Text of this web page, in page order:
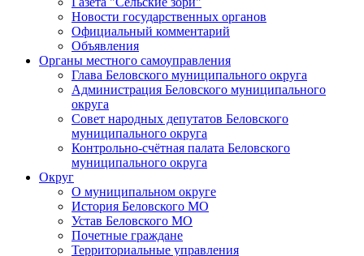
Новости государственных органов
Официальный комментарий
Объявления
Органы местного самоуправления
Глава Беловского муниципального округа
Администрация Беловского муниципального
округа
Совет народных депутатов Беловского
муниципального округа
Контрольно-счётная палата Беловского
муниципального округа
Округ
О муниципальном округе
История Беловского МО
Устав Беловского МО
Почетные граждане
Территориальные управления